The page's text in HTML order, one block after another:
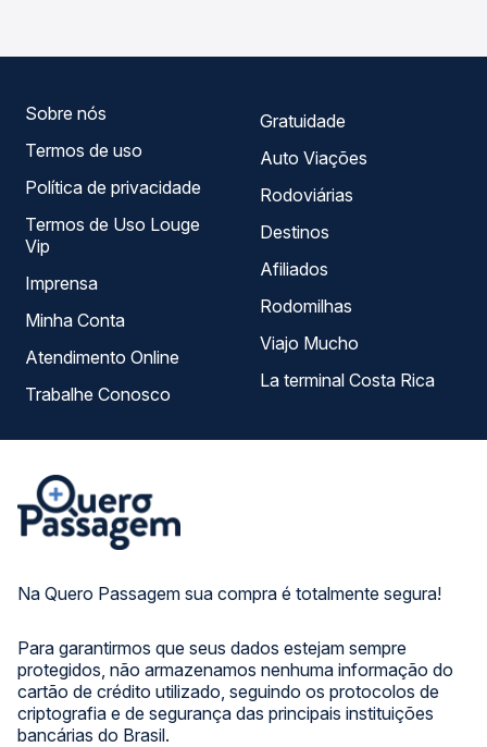
Na Quero Passagem sua compra é totalmente segura!
Para garantirmos que seus dados estejam sempre
protegidos, não armazenamos nenhuma informação do
cartão de crédito utilizado, seguindo os protocolos de
criptografia e de segurança das principais instituições
bancárias do Brasil.
Sobre nós
Termos de uso
Política de privacidade
Termos de Uso Louge
Vip
Imprensa
Minha Conta
Atendimento Online
Trabalhe Conosco
Gratuidade
Auto Viações
Rodoviárias
Destinos
Afiliados
Rodomilhas
Viajo Mucho
La terminal Costa Rica